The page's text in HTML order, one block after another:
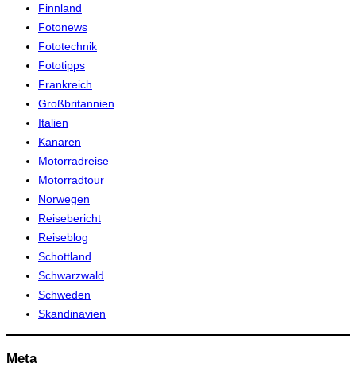
Finnland
Fotonews
Fototechnik
Fototipps
Frankreich
Großbritannien
Italien
Kanaren
Motorradreise
Motorradtour
Norwegen
Reisebericht
Reiseblog
Schottland
Schwarzwald
Schweden
Skandinavien
Meta